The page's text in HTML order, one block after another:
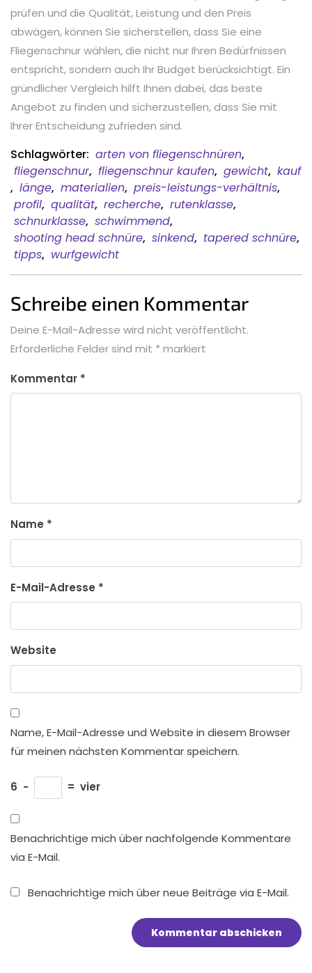
prüfen und die Qualität, Leistung und den Preis
abwägen, können Sie sicherstellen, dass Sie eine
Fliegenschnur wählen, die nicht nur Ihren Bedürfnissen
entspricht, sondern auch Ihr Budget berücksichtigt. Ein
gründlicher Vergleich hilft Ihnen dabei, das beste
Angebot zu finden und sicherzustellen, dass Sie mit
Ihrer Entscheidung zufrieden sind.
Schlagwörter: arten von fliegenschnüren,
fliegenschnur, fliegenschnur kaufen, gewicht, kauf
, länge, materialien, preis-leistungs-verhältnis,
profil, qualität, recherche, rutenklasse,
schnurklasse, schwimmend,
shooting head schnüre, sinkend, tapered schnüre,
tipps, wurfgewicht
Schreibe einen Kommentar
Deine E-Mail-Adresse wird nicht veröffentlicht.
Erforderliche Felder sind mit * markiert
Kommentar *
Name *
E-Mail-Adresse *
Website
Name, E-Mail-Adresse und Website in diesem Browser
für meinen nächsten Kommentar speichern.
6 − = vier
Benachrichtige mich über nachfolgende Kommentare
via E-Mail.
Benachrichtige mich über neue Beiträge via E-Mail.